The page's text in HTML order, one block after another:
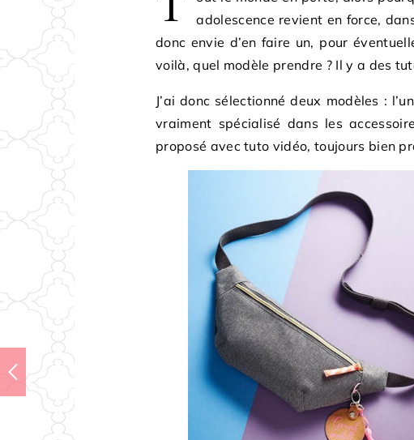
adolescence revient en force,
donc envie d’en faire un, pour
voilà, quel modèle prendre ? Il y a des
J’ai donc sélectionné deux modèles :
vraiment spécialisé dans les
proposé avec tuto vidéo, toujours bien